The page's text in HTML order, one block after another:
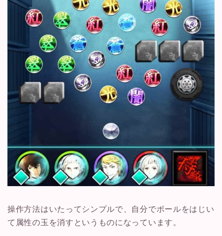
操作方法はいたってシンプルで、自分でボールをはじい
て属性の玉を消すというものになっています。